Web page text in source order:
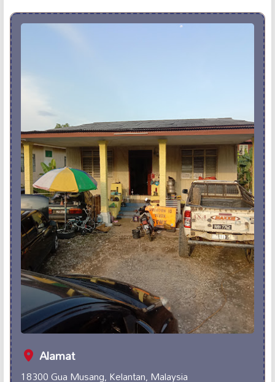
Alamat
18300 Gua Musang, Kelantan, Malaysia